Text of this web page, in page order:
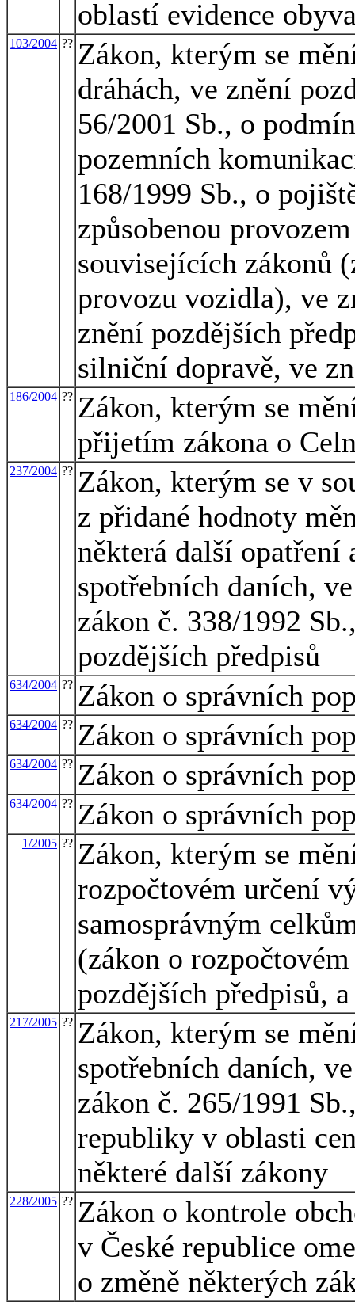
oblastí evidence
103/2004 ?? Zákon, kterým se
dráhách, ve znění
56/2001 Sb., o
pozemních
168/1999 Sb., o
způsobenou
souvisejících zákonů
provozu vozidla), ve
znění pozdějších
silniční dopravě, ve
186/2004 ?? Zákon, kterým se
přijetím zákona o
237/2004 ?? Zákon, kterým se v
z přidané hodnoty
některá další opatření
spotřebních daních,
zákon č. 338/1992
pozdějších předpisů
634/2004 ?? Zákon o správních
634/2004 ?? Zákon o správních
634/2004 ?? Zákon o správních
634/2004 ?? Zákon o správních
1/2005 ?? Zákon, kterým se
rozpočtovém určení
samosprávným
(zákon o
pozdějších předpisů,
217/2005 ?? Zákon, kterým se
spotřebních daních,
zákon č. 265/1991
republiky v oblasti
některé další zákony
228/2005 ?? Zákon o kontrole
v České republice
o změně některých